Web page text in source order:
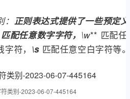
正则表达式提供了一些预定义
配任意数字字符， \w** 匹配任
符， \s 匹配任意空白字符等
类别-2023-06-07-445164